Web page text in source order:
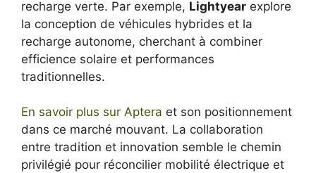
recharge verte. Par exemple, Lightyear explore
la conception de véhicules hybrides et la
recharge autonome, cherchant à combiner
efficience solaire et performances
traditionnelles.
En savoir plus sur Aptera et son positionnement
dans ce marché mouvant. La collaboration
entre tradition et innovation semble le chemin
privilégié pour réconcilier mobilité électrique et